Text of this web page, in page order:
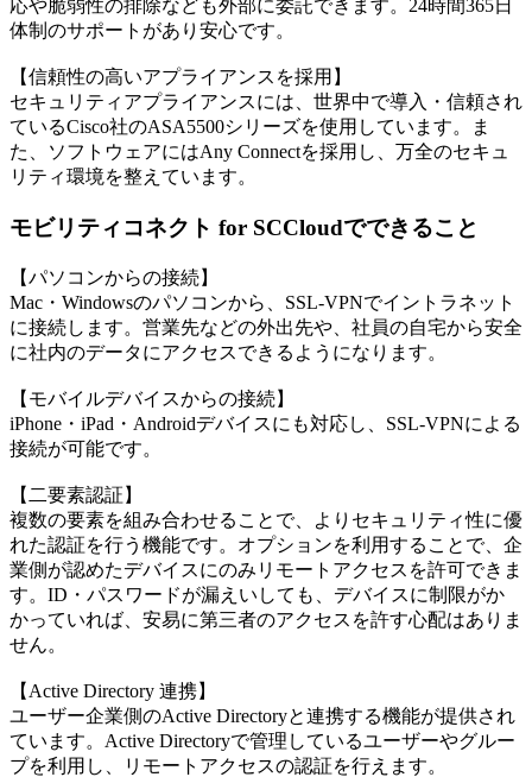
応や脆弱性の排除なども外部に委託できます。24時間365日
体制のサポートがあり安心です。
【信頼性の高いアプライアンスを採用】
セキュリティアプライアンスには、世界中で導入・信頼され
ているCisco社のASA5500シリーズを使用しています。ま
た、ソフトウェアにはAny Connectを採用し、万全のセキュ
リティ環境を整えています。
モビリティコネクト for SCCloudでできること
【パソコンからの接続】
Mac・Windowsのパソコンから、SSL-VPNでイントラネット
に接続します。営業先などの外出先や、社員の自宅から安全
に社内のデータにアクセスできるようになります。
【モバイルデバイスからの接続】
iPhone・iPad・Androidデバイスにも対応し、SSL-VPNによる
接続が可能です。
【二要素認証】
複数の要素を組み合わせることで、よりセキュリティ性に優
れた認証を行う機能です。オプションを利用することで、企
業側が認めたデバイスにのみリモートアクセスを許可できま
す。ID・パスワードが漏えいしても、デバイスに制限がか
かっていれば、安易に第三者のアクセスを許す心配はありま
せん。
【Active Directory 連携】
ユーザー企業側のActive Directoryと連携する機能が提供され
ています。Active Directoryで管理しているユーザーやグルー
プを利用し、リモートアクセスの認証を行えます。